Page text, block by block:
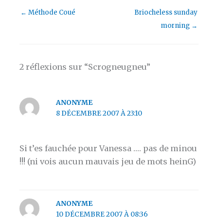
← Méthode Coué
Briocheless sunday
morning →
2 réflexions sur “Scrogneugneu”
ANONYME
8 DÉCEMBRE 2007 À 23:10
Si t’es fauchée pour Vanessa …. pas de minou
!!! (ni vois aucun mauvais jeu de mots heinG)
ANONYME
10 DÉCEMBRE 2007 À 08:36